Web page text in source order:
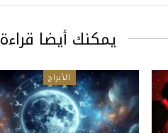
يمكنك أيضا قراءة
الأبراج